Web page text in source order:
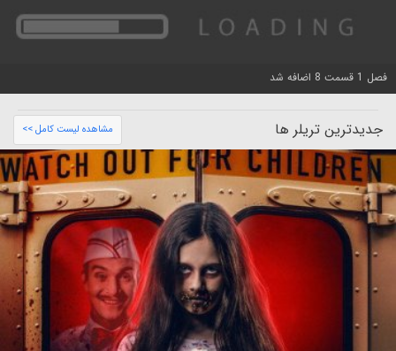
فصل 1 قسمت 8 اضافه شد
جدیدترین تریلر ها مشاهده لیست کامل >>